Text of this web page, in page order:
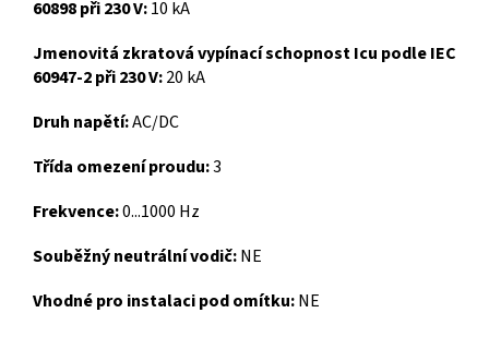
60898 při 230 V:10 kA
Jmenovitá zkratová vypínací schopnost Icu podle IEC
60947-2 při 230 V:20 kA
Druh napětí:AC/DC
Třída omezení proudu:3
Frekvence:0...1000 Hz
Souběžný neutrální vodič:NE
Vhodné pro instalaci pod omítku:NE